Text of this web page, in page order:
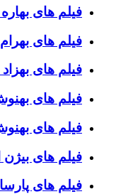
فیلم های
فیلم های
فیلم های
فیلم های
فیلم های
فیلم های بیژن
فیلم های پارسا